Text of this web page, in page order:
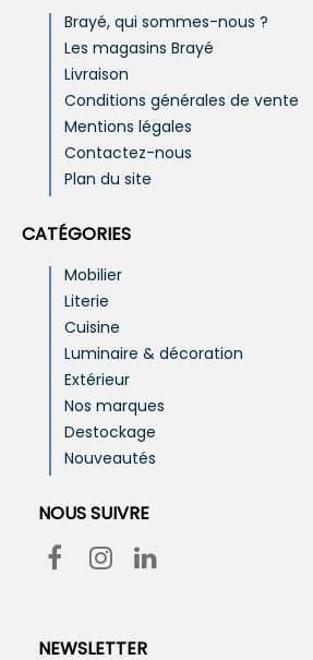
Brayé, qui sommes-nous ?
Les magasins Brayé
Livraison
Conditions générales de vente
Mentions légales
Contactez-nous
Plan du site
CATÉGORIES
Mobilier
Literie
Cuisine
Luminaire & décoration
Extérieur
Nos marques
Destockage
Nouveautés
NOUS SUIVRE
NEWSLETTER